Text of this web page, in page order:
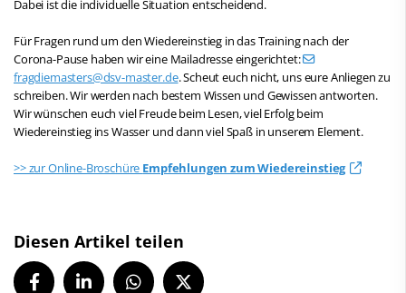
Dabei ist die individuelle Situation entscheidend.
Für Fragen rund um den Wiedereinstieg in das Training nach der
Corona-Pause haben wir eine Mailadresse eingerichtet:
fragdiemasters@dsv-master.de. Scheut euch nicht, uns eure Anliegen zu
schreiben. Wir werden nach bestem Wissen und Gewissen antworten.
Wir wünschen euch viel Freude beim Lesen, viel Erfolg beim
Wiedereinstieg ins Wasser und dann viel Spaß in unserem Element.
>> zur Online-Broschüre Empfehlungen zum Wiedereinstieg
Diesen Artikel teilen